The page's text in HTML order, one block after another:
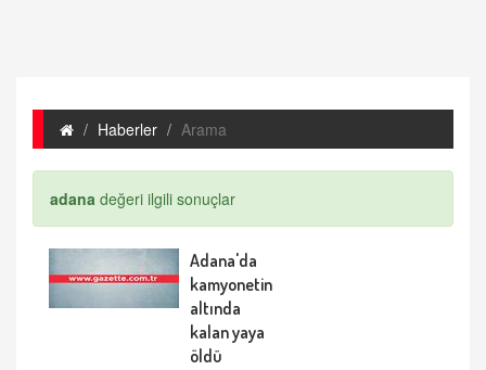
Haberler Arama
adana değeri ilgili sonuçlar
Adana'da
kamyonetin
altında
kalan yaya
öldü